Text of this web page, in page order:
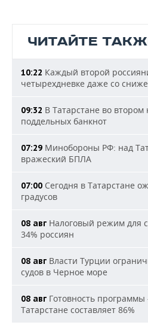
ЧИТАЙТЕ
10:22 Каждый второй
четырехдневке даже со
09:32 В Татарстане во
поддельных банкнот
07:29 Минобороны РФ: над
вражеский БПЛА
07:00 Сегодня в Татарстане
градусов
08 авг Налоговый режим для
34% россиян
08 авг Власти Турции
судов в Черное море
08 авг Готовность
Татарстане составляет 86%